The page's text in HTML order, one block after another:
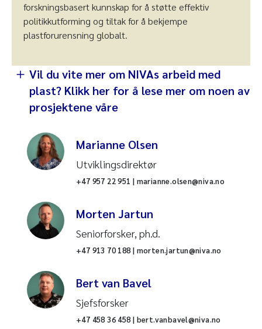
forskningsbasert kunnskap for å støtte effektiv
politikkutforming og tiltak for å bekjempe
plastforurensning globalt.
Vil du vite mer om NIVAs arbeid med
plast? Klikk her for å lese mer om noen av
prosjektene våre
Marianne Olsen
Utviklingsdirektør
+47 957 22 951 | marianne.olsen@niva.no
Morten Jartun
Seniorforsker, ph.d.
+47 913 70 188 | morten.jartun@niva.no
Bert van Bavel
Sjefsforsker
+47 458 36 458 | bert.vanbavel@niva.no